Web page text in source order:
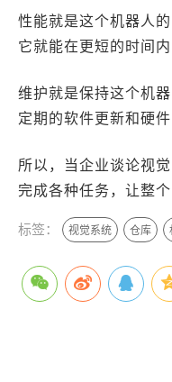
性能就是这个机器人
它就能在更短的时间
维护就是保持这个机
定期的软件更新和硬
所以，当企业谈论视
完成各种任务，让整个
标签： 视觉系统 仓库